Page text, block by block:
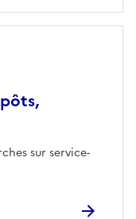
sur service-